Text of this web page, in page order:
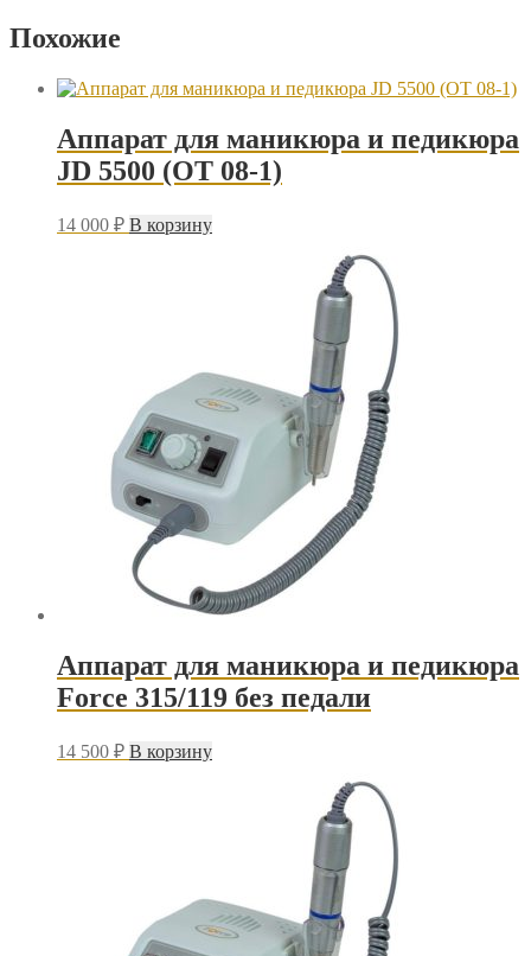
Похожие
Аппарат для маникюра и педикюра
JD 5500 (OT 08-1)
14 000 ₽ В корзину
Аппарат для маникюра и педикюра
Force 315/119 без педали
14 500 ₽ В корзину